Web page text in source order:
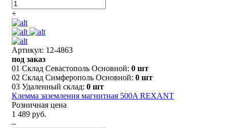
+
Артикул: 12-4863
под заказ
01 Склад Севастополь Основной: 0 шт
02 Склад Симферополь Основной: 0 шт
03 Удаленный склад: 0 шт
Клемма заземления магнитная 500A REXANT
Розничная цена
1 489 руб.
–